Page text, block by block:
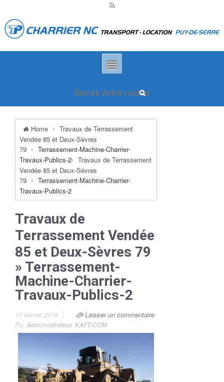
Home
Travaux de Terrassement
Vendée 85 et Deux-Sèvres
79
Terrassement-Machine-Charrier-
Travaux-Publics-2
Travaux de Terrassement
Vendée 85 et Deux-Sèvres
79
Terrassement-Machine-Charrier-
Travaux-Publics-2
Travaux de
Terrassement Vendée
85 et Deux-Sèvres 79
» Terrassement-
Machine-Charrier-
Travaux-Publics-2
11 février 2016
Laisser un commentaire
ParAdministrateur KAFECOM